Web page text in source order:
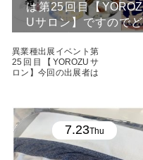
は第25回目【YOROZ
Uサロン】ですのでど
せ
異業種出展イベント第
25回目【YOROZUサ
ロン】今回の出展者は
7.23Thu